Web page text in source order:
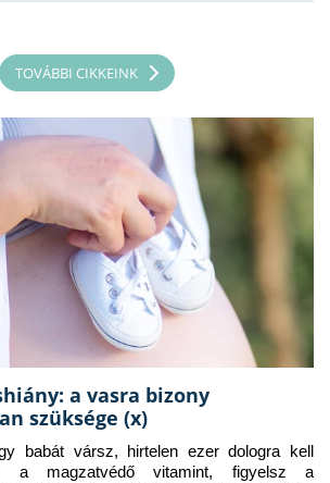
TOVÁBBI CIKKEINK
a vasra bizony
szüksége (x)
babát vársz, hirtelen ezer dologra kell
a magzatvédő vitamint, figyelsz a